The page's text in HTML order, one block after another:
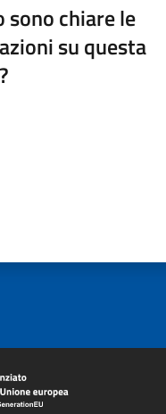
sono chiare le
su questa